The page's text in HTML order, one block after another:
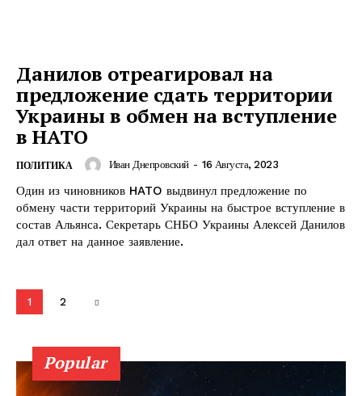
Отказ от ответственности
Мой аккаунт
Реклама
Данилов отреагировал на
предложение сдать территории
Украины в обмен на вступление
в НАТО
ПОЛИТИКА Иван Днепровский - 16 Августа, 2023
Один из чиновников HATO выдвинул предложение по
обмену части территорий Украины на быстрое вступление в
состав Альянса. Секретарь СНБО Украины Алексей Данилов
дал ответ на данное заявление.
1 2
Popular